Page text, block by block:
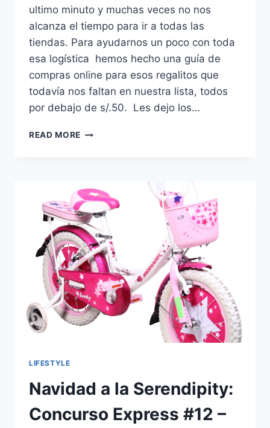
ultimo minuto y muchas veces no nos
alcanza el tiempo para ir a todas las
tiendas. Para ayudarnos un poco con toda
esa logística hemos hecho una guía de
compras online para esos regalitos que
todavía nos faltan en nuestra lista, todos
por debajo de s/.50. Les dejo los…
READ MORE GUÍA
#DEULTIMOMINUTO
LIFESTYLE
Navidad a la Serendipity:
Concurso Express #12 –